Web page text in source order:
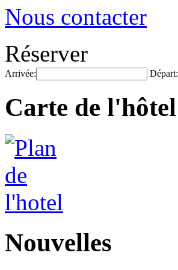
Nous contacter
Réserver
Arrivée: Départ:
Carte de l'hôtel
Nouvelles